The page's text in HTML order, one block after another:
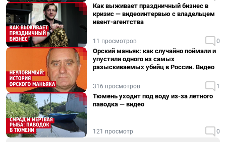
Как выживает праздничный бизнес в
кризис — видеоинтервью с владельцем
ивент-агентства
11 просмотров 0
Орский маньяк: как случайно поймали и
упустили одного из самых
разыскиваемых убийц в России. Видео
316 просмотров 1
Тюмень уходит под воду из-за летного
паводка — видео
121 просмотр 0